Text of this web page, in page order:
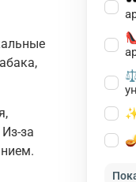
за
⚖️